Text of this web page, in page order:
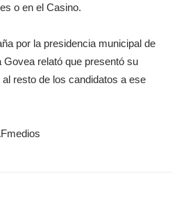
o en el Casino.
por la presidencia municipal de
relató que presentó su
resto de los candidatos a ese